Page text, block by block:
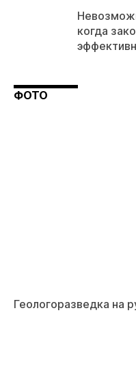
когда
ФОТО
Геологоразведка на